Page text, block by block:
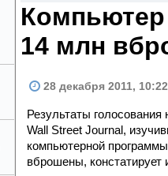
14 млн
28 декабря 2011, 10:22
Результаты
Wall Street Journal,
компьютерной
вброшены, констатирует